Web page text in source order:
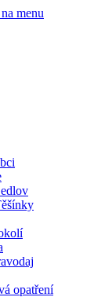
menu
opatření